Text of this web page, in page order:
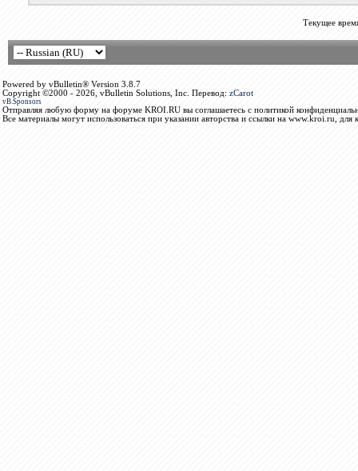
Текущее
Powered by vBulletin® Version 3.8.7
Copyright ©2000 - 2026, vBulletin Solutions, Inc. Перевод: zCarot
vB.Sponsors
Отправляя любую форму на форуме KROI.RU вы соглашаетесь с политикой
Все материалы могут использоваться при указании авторства и ссылки на www.kroi.ru, для